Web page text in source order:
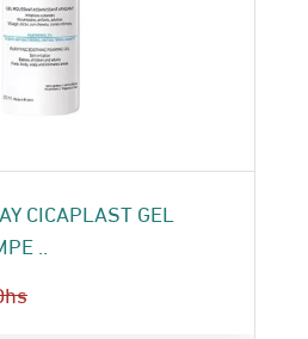
CICAPLAST GEL
..